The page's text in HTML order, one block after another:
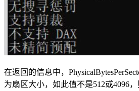
在返回的信息中，
为扇区大小，如此值不是512或4096